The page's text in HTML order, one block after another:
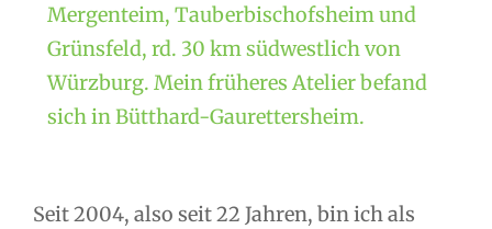
Mergenteim, Tauberbischofsheim und
Grünsfeld, rd. 30 km südwestlich von
Würzburg. Mein früheres Atelier befand
sich in Bütthard-Gaurettersheim.
Seit 2004, also seit 22 Jahren, bin ich als